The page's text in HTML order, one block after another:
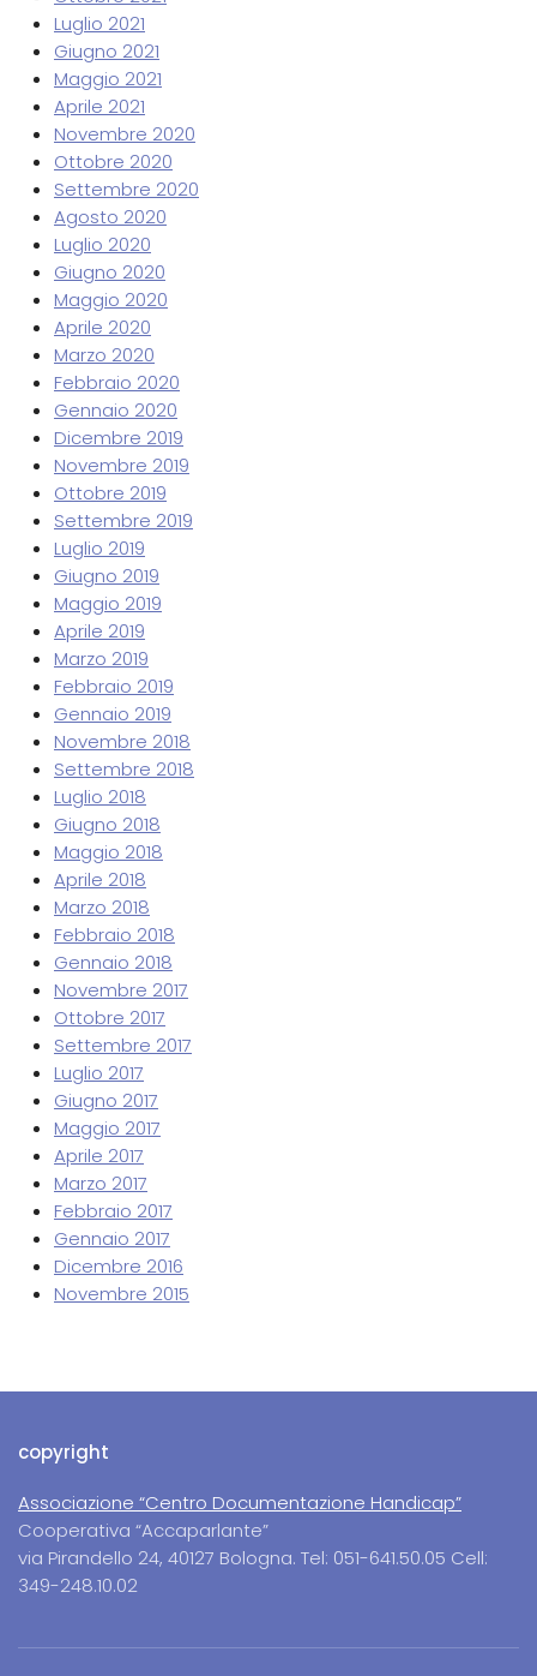
Luglio 2021
Giugno 2021
Maggio 2021
Aprile 2021
Novembre 2020
Ottobre 2020
Settembre 2020
Agosto 2020
Luglio 2020
Giugno 2020
Maggio 2020
Aprile 2020
Marzo 2020
Febbraio 2020
Gennaio 2020
Dicembre 2019
Novembre 2019
Ottobre 2019
Settembre 2019
Luglio 2019
Giugno 2019
Maggio 2019
Aprile 2019
Marzo 2019
Febbraio 2019
Gennaio 2019
Novembre 2018
Settembre 2018
Luglio 2018
Giugno 2018
Maggio 2018
Aprile 2018
Marzo 2018
Febbraio 2018
Gennaio 2018
Novembre 2017
Ottobre 2017
Settembre 2017
Luglio 2017
Giugno 2017
Maggio 2017
Aprile 2017
Marzo 2017
Febbraio 2017
Gennaio 2017
Dicembre 2016
Novembre 2015
copyright
Associazione “Centro Documentazione Handicap”
Cooperativa “Accaparlante”
via Pirandello 24, 40127 Bologna. Tel: 051-641.50.05 Cell:
349-248.10.02